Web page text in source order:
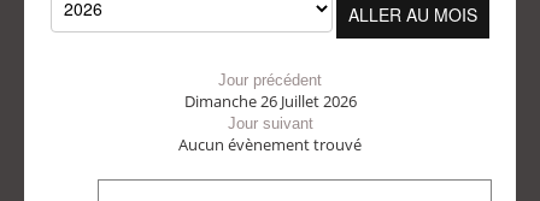
ALLER AU MOIS
Jour précédent
Dimanche 26 Juillet 2026
Jour suivant
Aucun évènement trouvé